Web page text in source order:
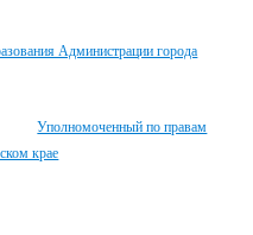
Администрации города
Уполномоченный по правам
крае